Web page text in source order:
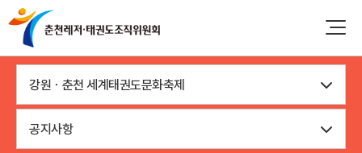
강원ㆍ춘천 세계태권도문화축제
공지사항